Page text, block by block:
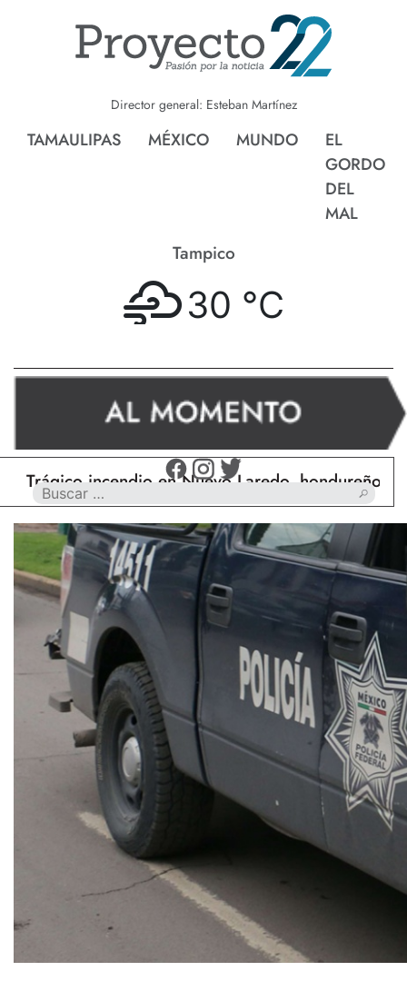
Director general: Esteban Martínez
TAMAULIPAS MÉXICO MUNDO
EL
GORDO
DEL
MAL
Tampico
30 °C
incendio en Nuevo Laredo, hondureño muere